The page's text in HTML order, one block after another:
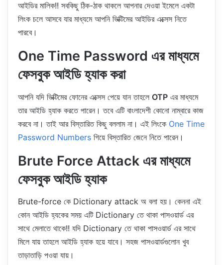
আইডির মালিক!! সবকিছু ঠিক-ঠাক থাকলে আপনার দেওয়া ইমেলে একটা
লিংক চলে আসবে যার মাধ্যমে আপনি ভিক্টিমের আইডির এক্সেস নিতে
পারবে।
One Time Password এর মাধ্যমে
ফেসবুক আইডি হ্যাক করা
আপনি যদি ভিক্টিমের ফোনের এক্সেস পেয়ে যান তাহলে OTP এর মাধ্যমে
তার আইডি হ্যাক করতে পারেন। তবে এটি বাংলাদেশী কোনো নাম্বারে কাজ
করবে না। তাই আর বিস্তারিত কিছু বললাম না। এই লিংকে One Time
Password Numbers গিয়ে বিস্তারিত জেনে নিতে পারেন।
Brute Force Attack এর মাধ্যমে
ফেসবুক আইডি হ্যাক
Brute-force কে Dictionary attack অ বলা হয়। কেননা এই
কোন আইডি হ্যকের সময় এটি Dictionary তে থাকা পাসওয়ার্ড এর
সাথে মেলাতে থাকে!! যদি Dictionary তে থাকা পাসওয়ার্ড এর সাথে
মিলে যায় তাহলে আইডি হ্যাক হয়ে যাবে। সহজ পাসওয়ার্ডগুলোন খুব
তাড়াতাড়ি পওয়া যায়।